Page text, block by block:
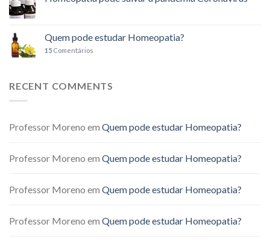
Quem pode estudar Homeopatia?
15 Comentários
RECENT COMMENTS
Professor Moreno em Quem pode estudar Homeopatia?
Professor Moreno em Quem pode estudar Homeopatia?
Professor Moreno em Quem pode estudar Homeopatia?
Professor Moreno em Quem pode estudar Homeopatia?